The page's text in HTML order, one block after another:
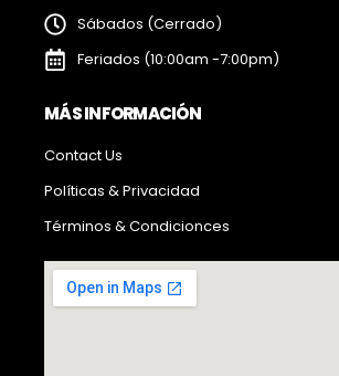
Sábados (Cerrado)
Feriados (10:00am -7:00pm)
MÁS INFORMACIÓN
Contact Us
Políticas & Privacidad
Términos & Condicionces